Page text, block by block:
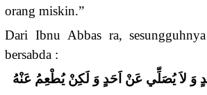
orang miskin.”
Dari Ibnu Abbas ra,
bersabda :
وَ لاَ يُصَلِّي عَنْ اَحَدٍ وَ لَكِنْ يُطْعِمُ عَنْهُ